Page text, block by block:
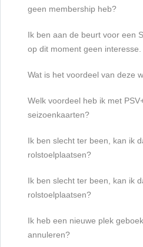
geen membership heb?
Ik ben aan de beurt voor een
op dit moment geen
Wat is het voordeel van deze
Welk voordeel heb ik met
seizoenkaarten?
Ik ben slecht ter been, kan ik
rolstoelplaatsen?
Ik ben slecht ter been, kan ik
rolstoelplaatsen?
Ik heb een nieuwe plek
annuleren?